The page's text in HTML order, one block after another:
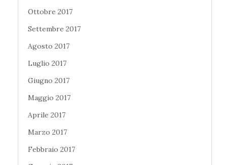
Ottobre 2017
Settembre 2017
Agosto 2017
Luglio 2017
Giugno 2017
Maggio 2017
Aprile 2017
Marzo 2017
Febbraio 2017